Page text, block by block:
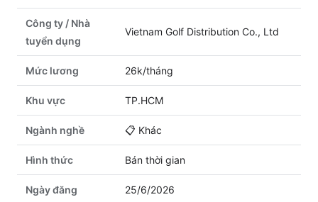
Công ty / Nhà
tuyển dụng
Vietnam Golf Distribution Co., Ltd
Mức lương 26k/tháng
Khu vực TP.HCM
Ngành nghề 📋 Khác
Hình thức Bán thời gian
Ngày đăng 25/6/2026